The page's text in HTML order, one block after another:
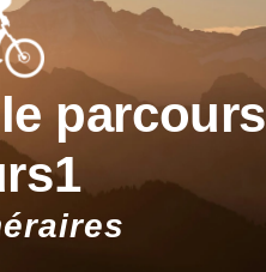
parcours